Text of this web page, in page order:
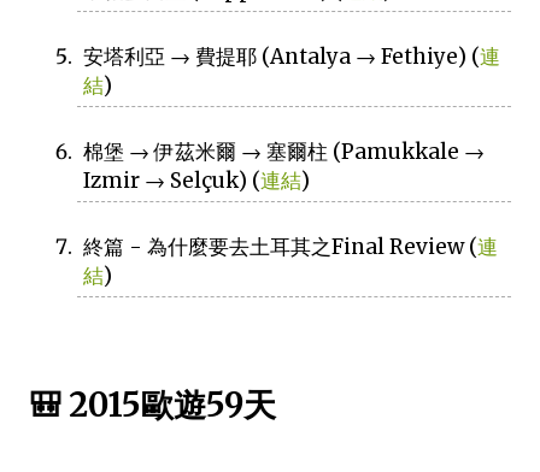
安塔利亞 → 費提耶 (Antalya → Fethiye) (連
結)
棉堡 → 伊茲米爾 → 塞爾柱 (Pamukkale →
Izmir → Selçuk) (連結)
終篇 - 為什麼要去土耳其之Final Review (連
結)
🎒 2015歐遊59天